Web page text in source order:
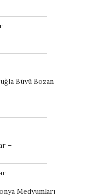
Büyü Bozan
–
Medyumları